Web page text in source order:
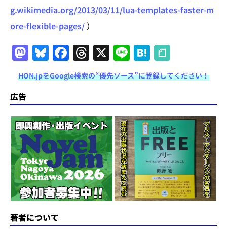
g.wikimedia.org/2013/03/11/lua-templates-faster-m
ore-flexible-pages/ ）
M
a
st
o
d
o
n
Bl
u
e
s
k
y
F
a
c
e
b
o
o
k
T
h
re
a
d
s
X Li
n
e
H
at
e
n
a
HON.jpをGoogle検索の“優先ソース”に登録してください！
広告
著者について